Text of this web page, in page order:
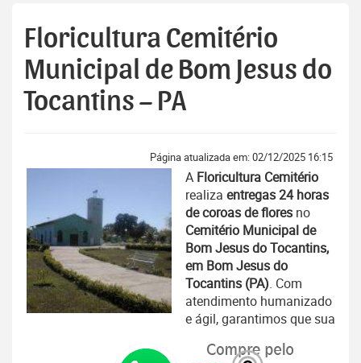
Floricultura Cemitério
Municipal de Bom Jesus do
Tocantins – PA
Página atualizada em: 02/12/2025 16:15
A Floricultura Cemitério
realiza entregas 24 horas
de coroas de flores no
Cemitério Municipal de
Bom Jesus do Tocantins,
em Bom Jesus do
Tocantins (PA). Com
atendimento humanizado
e ágil, garantimos que sua